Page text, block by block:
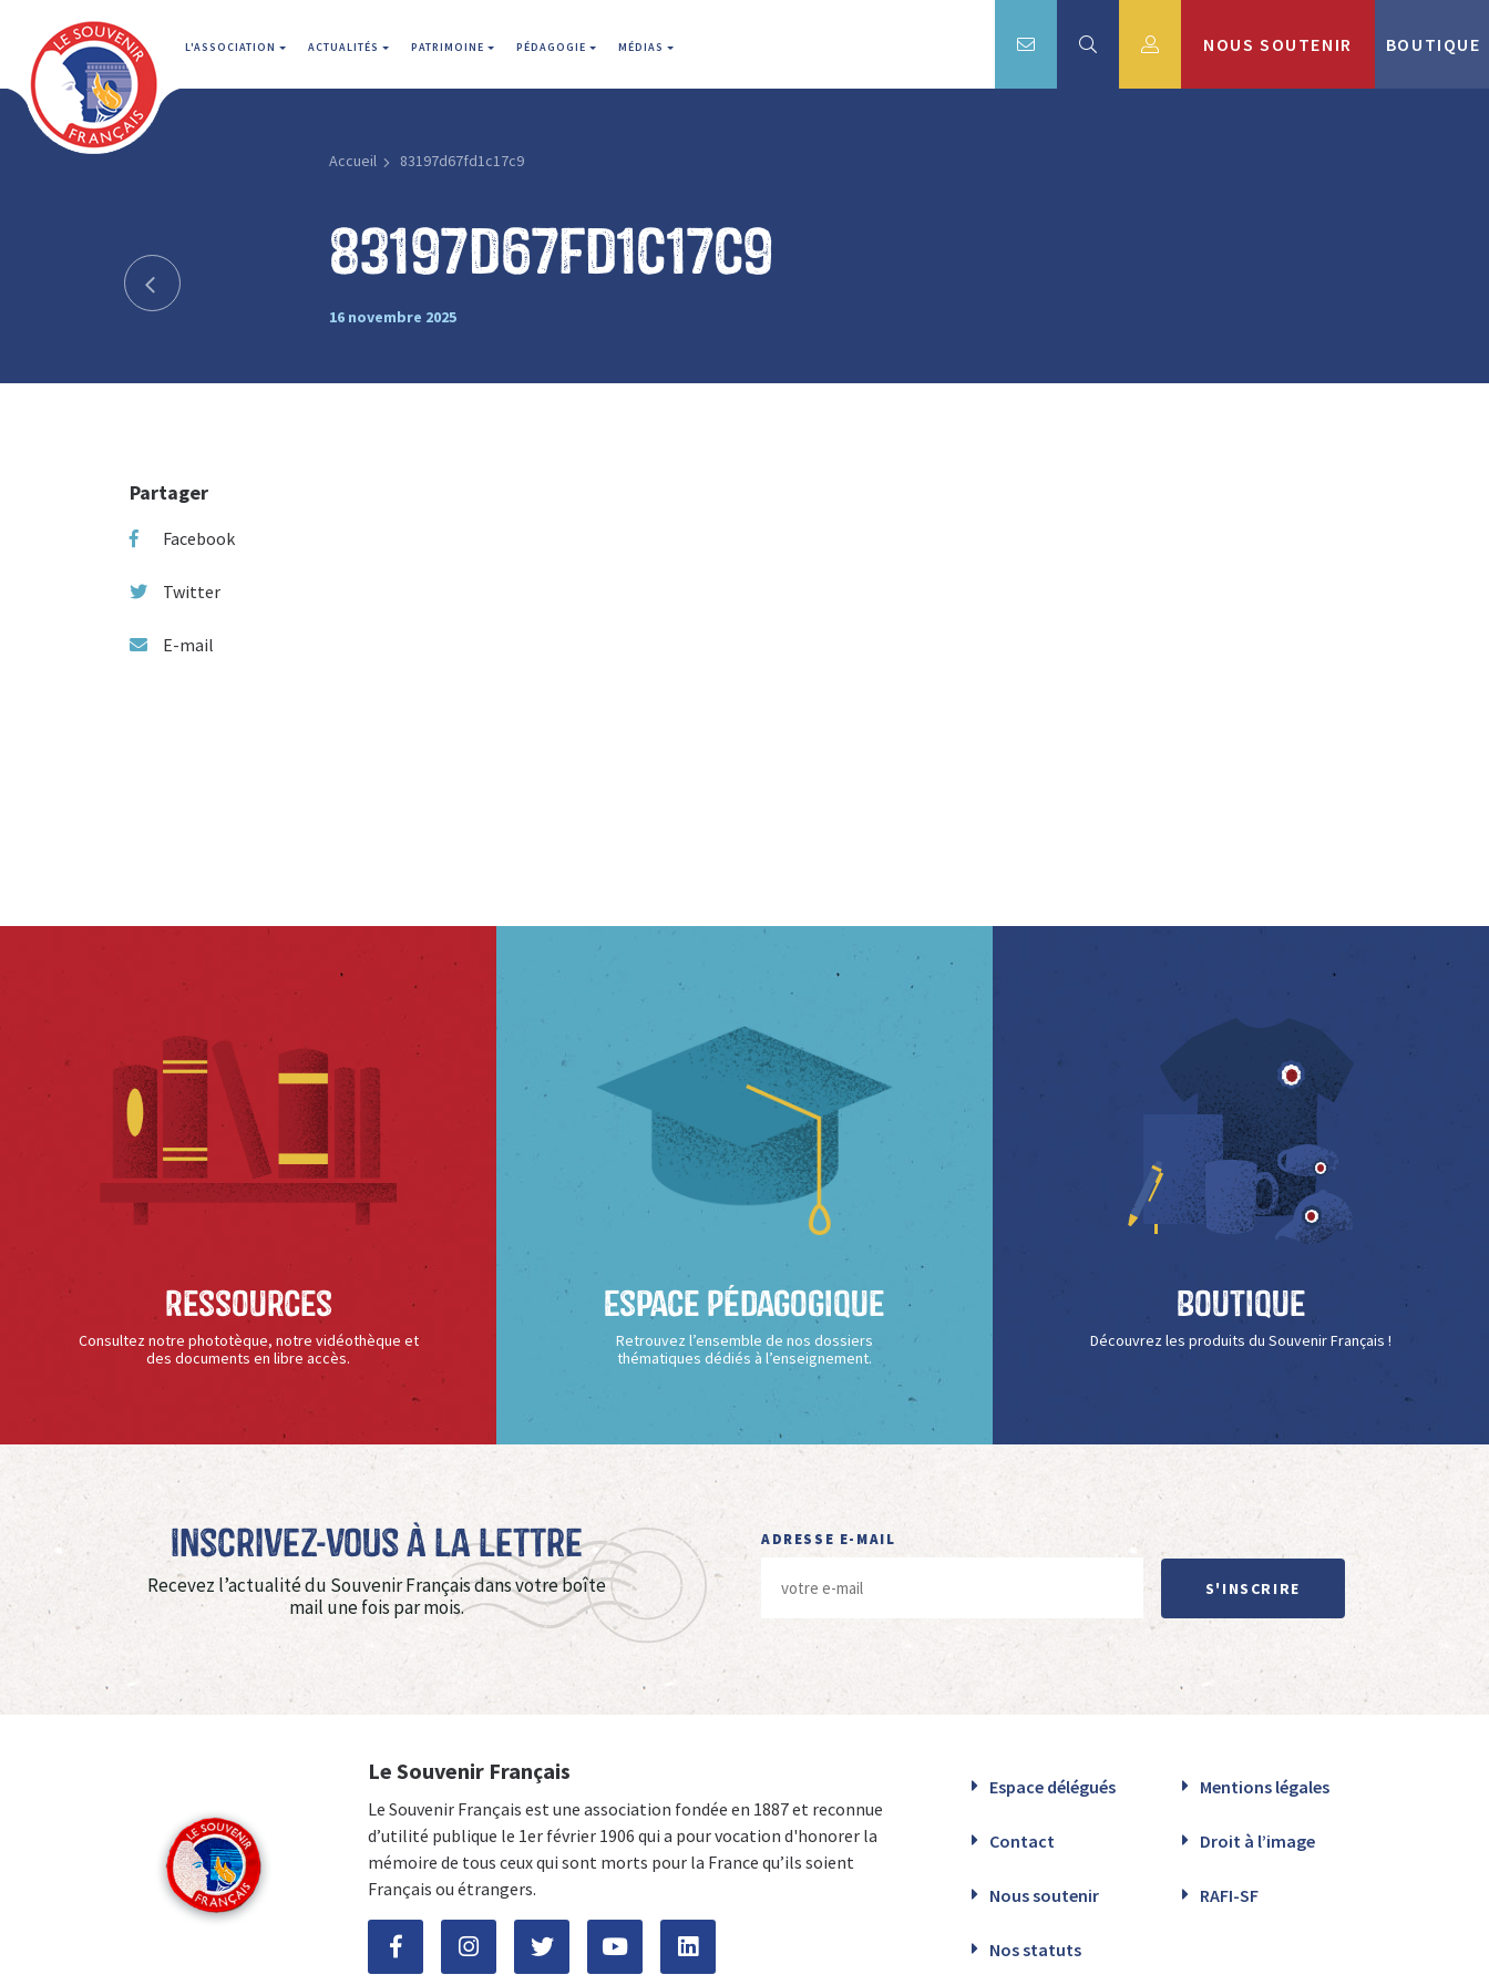
L'ASSOCIATION ACTUALITÉS PATRIMOINE PÉDAGOGIE MÉDIAS NOUS SOUTENIR BOUTIQUE
Accueil 83197d67fd1c17c9
83197d67fd1c17c9
16 novembre 2025
Partager
Facebook
Twitter
E-mail
Ressources
Consultez notre phototèque, notre vidéothèque et
des documents en libre accès.
Espace Pédagogique
Retrouvez l’ensemble de nos dossiers
thématiques dédiés à l’enseignement.
Boutique
Découvrez les produits du Souvenir Français !
Inscrivez-vous à La Lettre
Recevez l’actualité du Souvenir Français dans votre boîte
mail une fois par mois.
ADRESSE E-MAIL
S'INSCRIRE
Le Souvenir Français
Le Souvenir Français est une association fondée en 1887 et reconnue
d’utilité publique le 1er février 1906 qui a pour vocation d'honorer la
mémoire de tous ceux qui sont morts pour la France qu’ils soient
Français ou étrangers.
Espace délégués Mentions légales
Contact Droit à l’image
Nous soutenir RAFI-SF
Nos statuts